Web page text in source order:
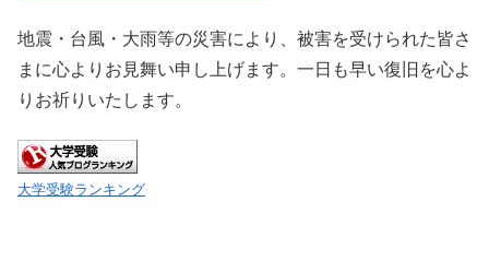
地震・台風・大雨等の災害により、被害を受けられた皆さ
まに心よりお見舞い申し上げます。一日も早い復旧を心よ
りお祈りいたします。
大学受験ランキング